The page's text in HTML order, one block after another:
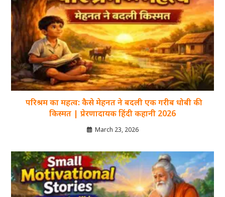
परिश्रम का महत्व: कैसे मेहनत ने बदली एक गरीब धोबी की
किस्मत | प्रेरणादायक हिंदी कहानी 2026
March 23, 2026